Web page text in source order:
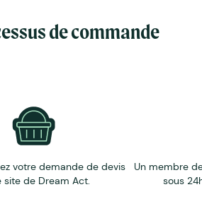
de commande
votre demande de devis
site de Dream Act.
Un membre
sous